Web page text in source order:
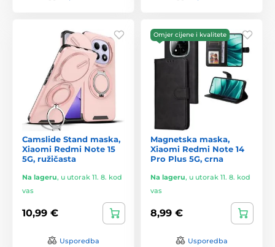
Camslide Stand maska,
Xiaomi Redmi Note 15
5G, ružičasta
Na lageru, u utorak 11. 8. kod
vas
10,99 €
Usporedba
Omjer cijene i kvalitete
Magnetska maska,
Xiaomi Redmi Note 14
Pro Plus 5G, crna
Na lageru, u utorak 11. 8. kod
vas
8,99 €
Usporedba